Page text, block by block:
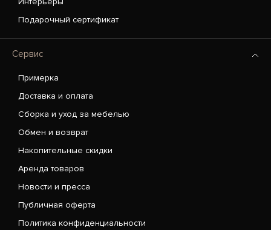
Подарочный сертификат
Сервис
Примерка
Доставка и оплата
Сборка и уход за мебелью
Обмен и возврат
Накопительные скидки
Аренда товаров
Новости и пресса
Публичная оферта
Политика конфиденциальности